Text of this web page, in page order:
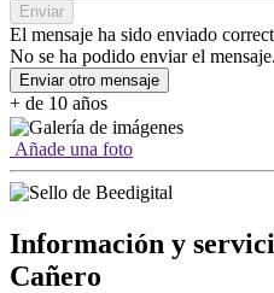
Enviar
El mensaje ha sido enviado
No se ha podido enviar el mensaje.
Enviar otro mensaje
+ de 10 años
Añade una foto
Información y
Cañero